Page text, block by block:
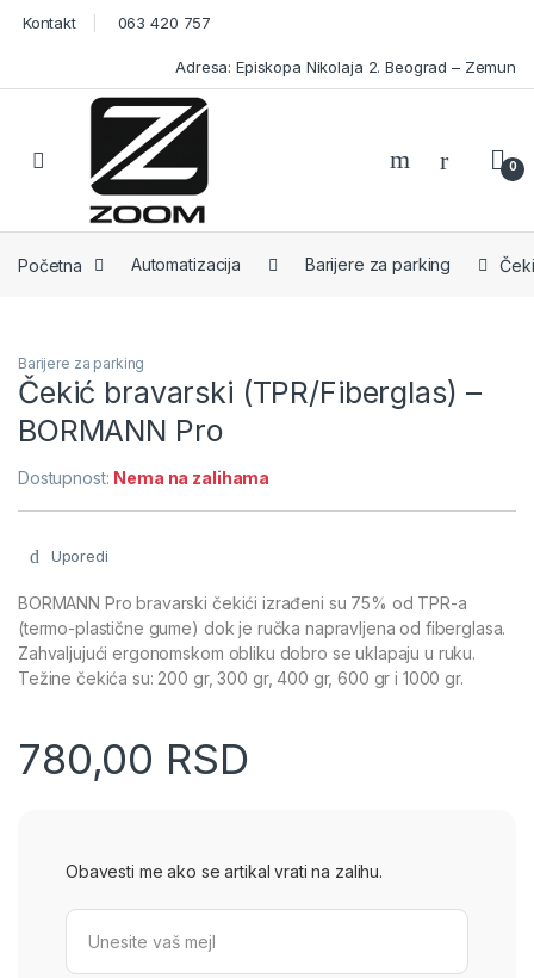
Skip to navigation
Skip to content
Kontakt 063 420 757
Adresa: Episkopa Nikolaja 2. Beograd – Zemun
Open 0
Početna Automatizacija Barijere za parking
Barijere za parking
Čekić bravarski (TPR/Fiberglas) –
BORMANN Pro
Dostupnost: Nema na zalihama
Uporedi
BORMANN Pro bravarski čekići izrađeni su 75% od TPR-a
(termo-plastične gume) dok je ručka napravljena od fiberglasa.
Zahvaljujući ergonomskom obliku dobro se uklapaju u ruku.
Težine čekića su: 200 gr, 300 gr, 400 gr, 600 gr i 1000 gr.
780,00 RSD
Obavesti me ako se artikal vrati na zalihu.